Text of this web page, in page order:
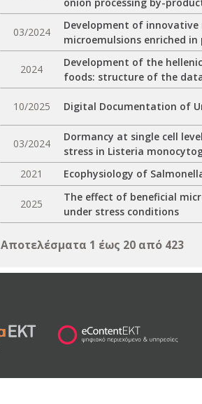
03/2024
Development of
microemulsions enriched
2024
Development of the
foods: structure of the
10/2025 Digital Documentation of
03/2024
Dormancy at single cell
stress in Listeria
2021
Ecophysiology of
2025
The effect of beneficial
under stress conditions
Αποτελέσματα 1 έως 20 από 423